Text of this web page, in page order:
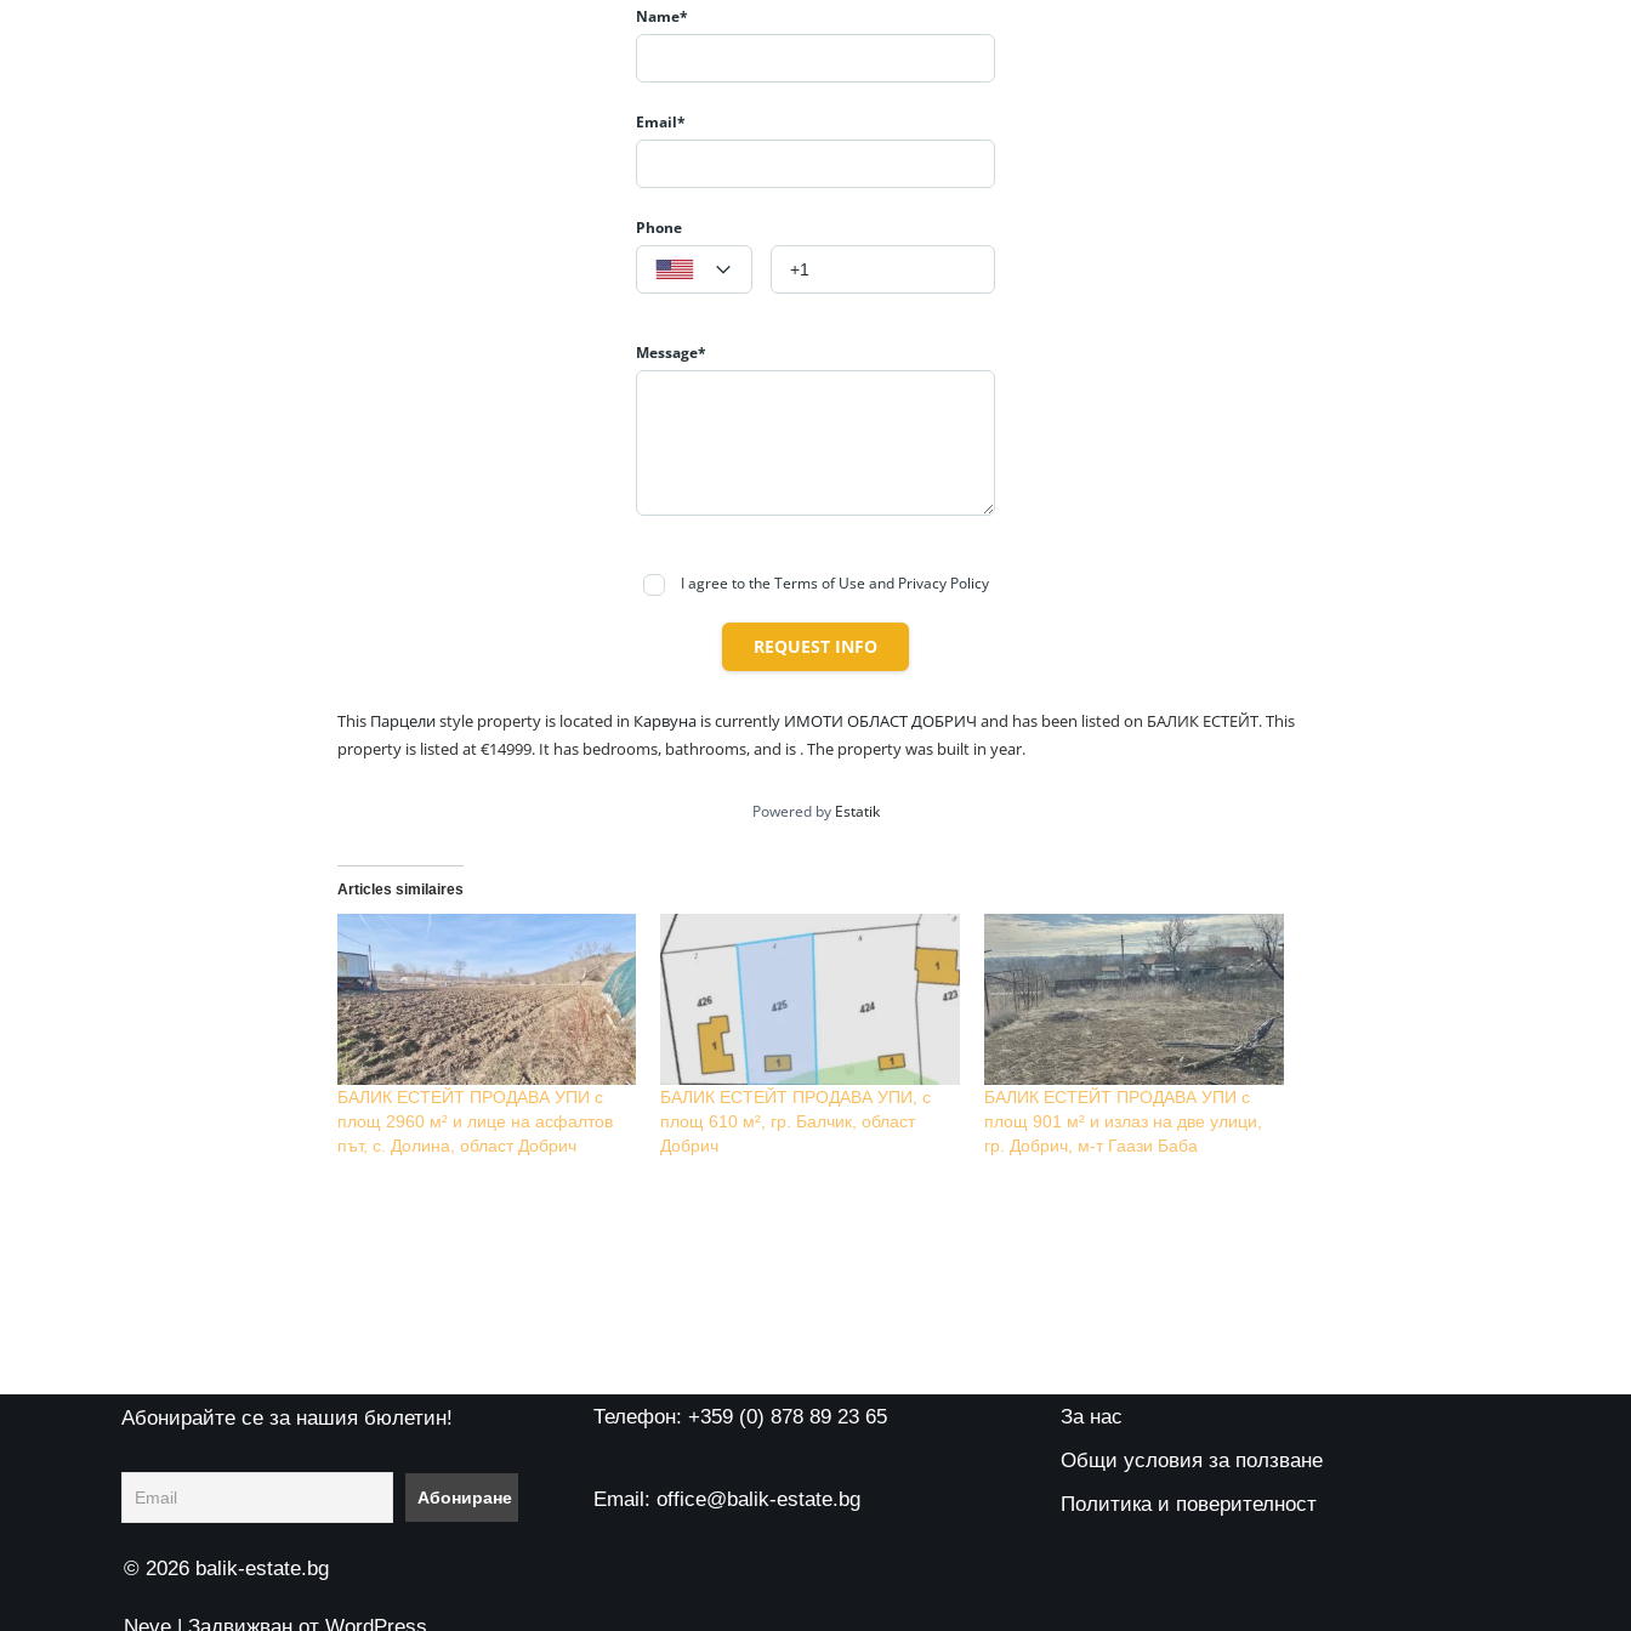
Name*
Email*
Phone
Message*
I agree to the Terms of Use and Privacy Policy
REQUEST INFO
This Парцелиstyle property is located in Карвунаis currently ИМОТИ ОБЛАСТ ДОБРИЧ and has been listed on БАЛИК ЕСТЕЙТ. This
property is listed at €14999. It has bedrooms, bathrooms, and is . The property was built in year.
Powered by Estatik
Articles similaires
БАЛИК ЕСТЕЙТ ПРОДАВА УПИ с
площ 2960 м² и лице на асфалтов
път, с. Долина, област Добрич
БАЛИК ЕСТЕЙТ ПРОДАВА УПИ, с
площ 610 м², гр. Балчик, област
Добрич
БАЛИК ЕСТЕЙТ ПРОДАВА УПИ с
площ 901 м² и излаз на две улици,
гр. Добрич, м-т Гаази Баба
Абонирайте се за нашия бюлетин! Телефон: +359 (0) 878 89 23 65
Email: office@balik-estate.bg
За нас
Общи условия за ползване
Политика и поверителност
© 2026 balik-estate.bg